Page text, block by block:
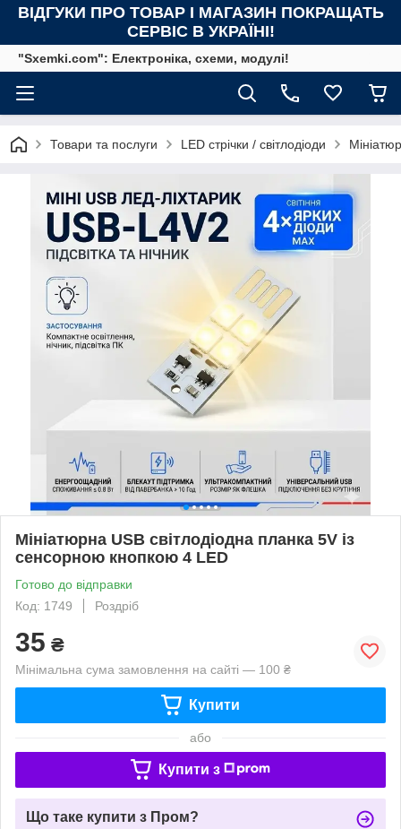
ВІДГУКИ ПРО ТОВАР І МАГАЗИН ПОКРАЩАТЬ
СЕРВІС В УКРАЇНІ!
"Sxemki.com": Електроніка, схеми, модулі!
Товари та послуги LED стрічки / світлодіоди
Мініатюрна USB світлодіодна планка 5V із
сенсорною кнопкою 4 LED
Готово до відправки
Код: 1749
Роздріб
35 ₴
Мінімальна сума замовлення на сайті — 100 ₴
Купити
або
Купити з
Що таке купити з Пром?